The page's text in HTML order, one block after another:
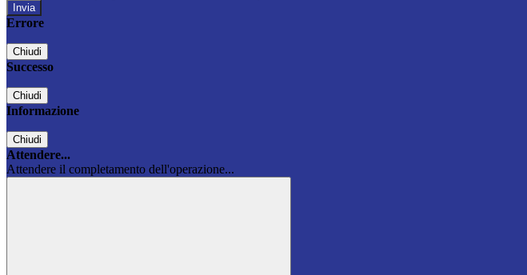
Errore
Chiudi
Successo
Chiudi
Informazione
Chiudi
Attendere...
Attendere il completamento dell'operazione...